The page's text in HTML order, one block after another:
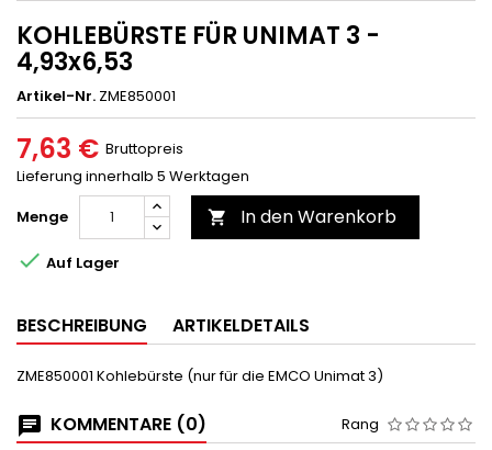
KOHLEBÜRSTE FÜR UNIMAT 3 -
4,93x6,53
Artikel-Nr. ZME850001
7,63 € Bruttopreis
Lieferung innerhalb 5 Werktagen
Menge
 In den Warenkorb
 Auf Lager
BESCHREIBUNG ARTIKELDETAILS
ZME850001 Kohlebürste (nur für die EMCO Unimat 3)
KOMMENTARE (0) Rang